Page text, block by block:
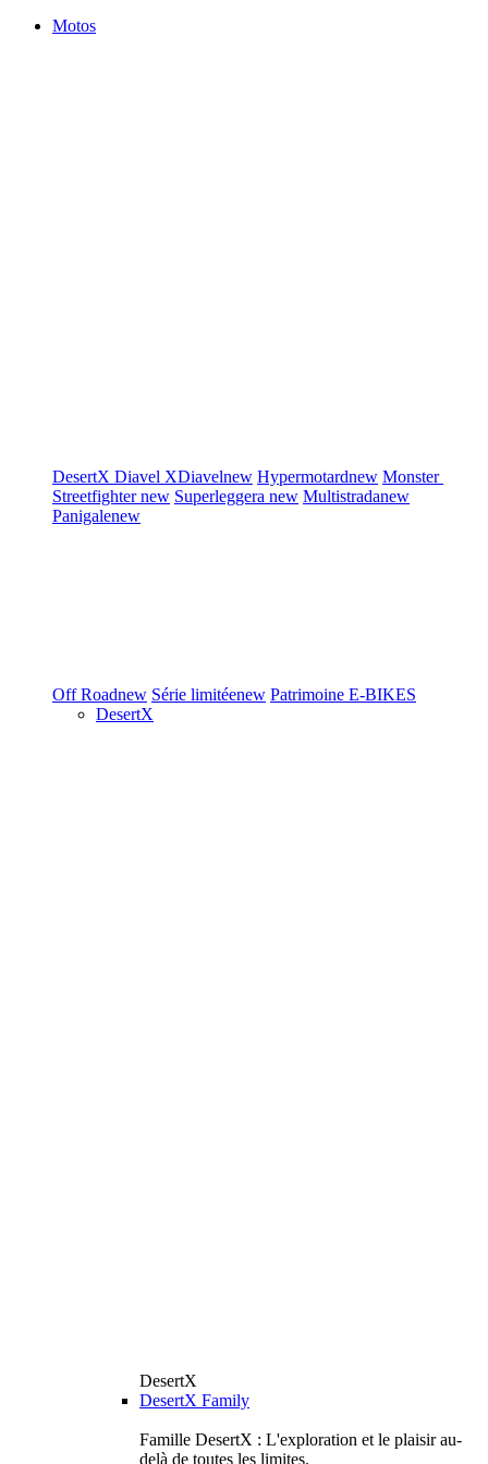
Motos
DesertX Diavel XDiavelnew Hypermotardnew Monster
Streetfighternew Superleggera new Multistradanew
Panigalenew
Off Roadnew Série limitéenew Patrimoine E-BIKES
DesertX
DesertX
DesertX Family
Famille DesertX : L'exploration et le plaisir au-
delà de toutes les limites.